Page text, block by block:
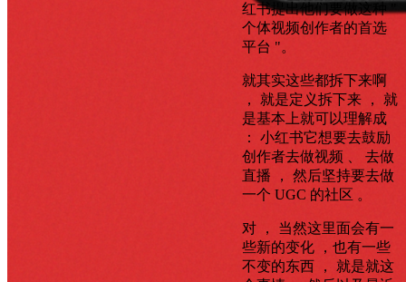
红书提出他们要做这种 "
个体视频创作者的首选
平台 "。
就其实这些都拆下来啊
， 就是定义拆下来 ， 就
是基本上就可以理解成
： 小红书它想要去鼓励
创作者去做视频 、 去做
直播 ， 然后坚持要去做
一个 UGC 的社区 。
对 ， 当然这里面会有一
些新的变化 ，也有一些
不变的东西 ， 就是就这